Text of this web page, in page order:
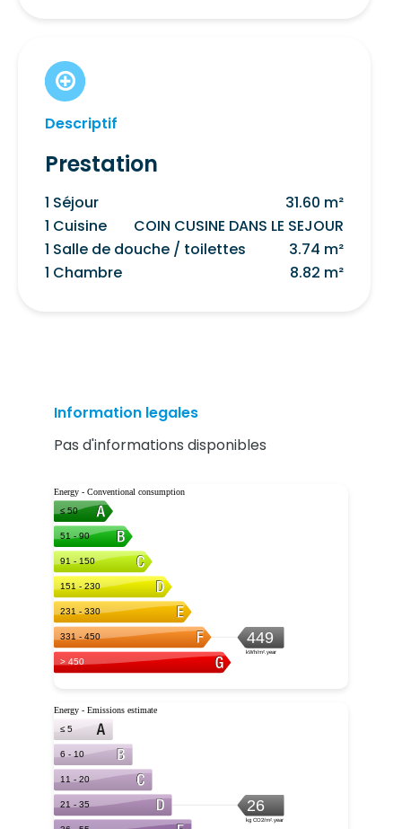
Descriptif
Prestation
1 Séjour
31.60 m²
1 Cuisine
COIN CUSINE DANS LE SEJOUR
1 Salle de douche / toilettes
3.74 m²
1 Chambre
8.82 m²
Information legales
Pas d'informations disponibles